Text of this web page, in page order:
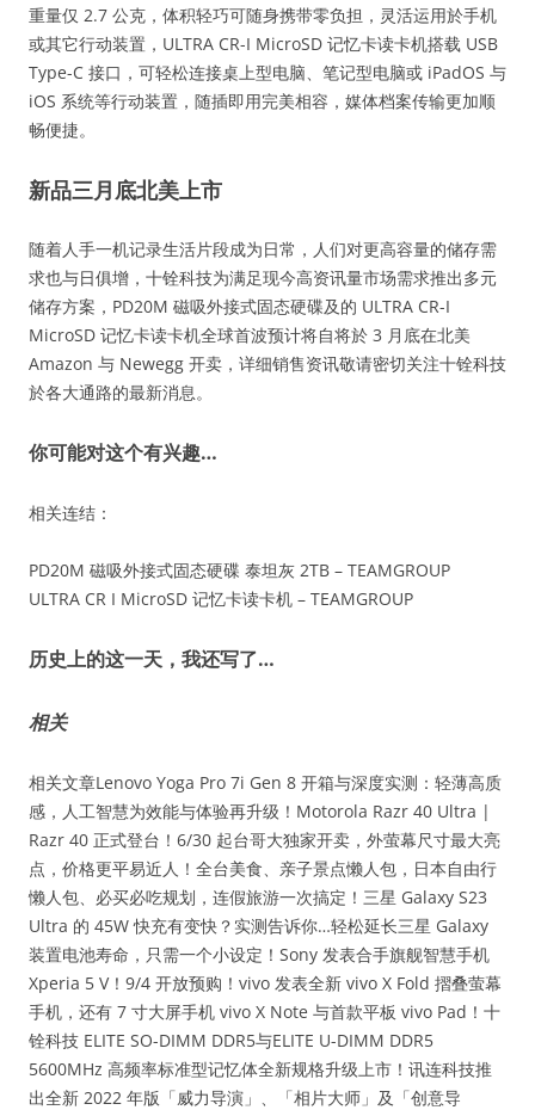
重量仅 2.7 公克，体积轻巧可随身携带零负担，灵活运用於手机
或其它行动装置，ULTRA CR-I MicroSD 记忆卡读卡机搭载 USB
Type-C 接口，可轻松连接桌上型电脑、笔记型电脑或 iPadOS 与
iOS 系统等行动装置，随插即用完美相容，媒体档案传输更加顺
畅便捷。
新品三月底北美上市
随着人手一机记录生活片段成为日常，人们对更高容量的储存需
求也与日俱增，十铨科技为满足现今高资讯量市场需求推出多元
储存方案，PD20M 磁吸外接式固态硬碟及的 ULTRA CR-I
MicroSD 记忆卡读卡机全球首波预计将自将於 3 月底在北美
Amazon 与 Newegg 开卖，详细销售资讯敬请密切关注十铨科技
於各大通路的最新消息。
你可能对这个有兴趣…
相关连结：
PD20M 磁吸外接式固态硬碟 泰坦灰 2TB – TEAMGROUP
ULTRA CR I MicroSD 记忆卡读卡机 – TEAMGROUP
历史上的这一天，我还写了…
相关
相关文章Lenovo Yoga Pro 7i Gen 8 开箱与深度实测：轻薄高质
感，人工智慧为效能与体验再升级！Motorola Razr 40 Ultra |
Razr 40 正式登台！6/30 起台哥大独家开卖，外萤幕尺寸最大亮
点，价格更平易近人！全台美食、亲子景点懒人包，日本自由行
懒人包、必买必吃规划，连假旅游一次搞定！三星 Galaxy S23
Ultra 的 45W 快充有变快？实测告诉你…轻松延长三星 Galaxy
装置电池寿命，只需一个小设定！Sony 发表合手旗舰智慧手机
Xperia 5 V！9/4 开放预购！vivo 发表全新 vivo X Fold 摺叠萤幕
手机，还有 7 寸大屏手机 vivo X Note 与首款平板 vivo Pad！十
铨科技 ELITE SO-DIMM DDR5与ELITE U-DIMM DDR5
5600MHz 高频率标准型记忆体全新规格升级上市！讯连科技推
出全新 2022 年版「威力导演」、「相片大师」及「创意导